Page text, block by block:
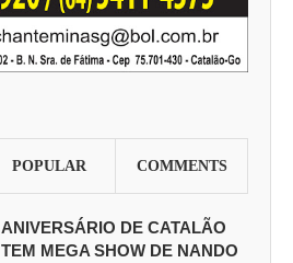
POPULAR COMMENTS
ANIVERSÁRIO DE CATALÃO
TEM MEGA SHOW DE NANDO